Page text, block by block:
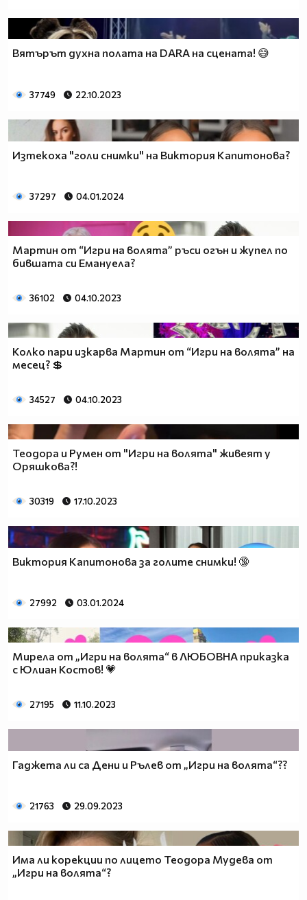
Вятърът духна полата на DARA на сцената! 😅
37749 22.10.2023
Изтекоха "голи снимки" на Виктория Капитонова?
37297 04.01.2024
Мартин от “Игри на волята” ръси огън и жупел по
бившата си Емануела?
36102 04.10.2023
Колко пари изкарва Мартин от “Игри на волята” на
месец? 💲
34527 04.10.2023
Теодора и Румен от "Игри на волята" живеят у
Оряшкова?!
30319 17.10.2023
Виктория Капитонова за голите снимки! 🔞
27992 03.01.2024
Мирела от „Игри на волята“ в ЛЮБОВНА приказка
с Юлиан Костов! 💗
27195 11.10.2023
Гаджета ли са Дени и Рълев от „Игри на волята“??
21763 29.09.2023
Има ли корекции по лицето Теодора Мудева от
„Игри на волята“?